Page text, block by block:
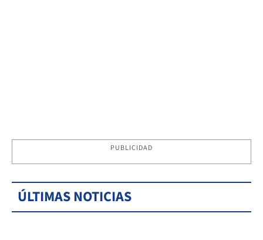
PUBLICIDAD
ÚLTIMAS NOTICIAS